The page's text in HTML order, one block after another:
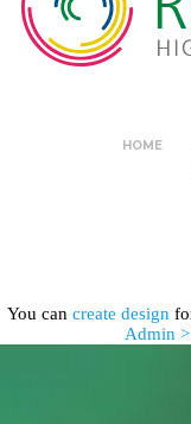
HOME
You can create design
Admin